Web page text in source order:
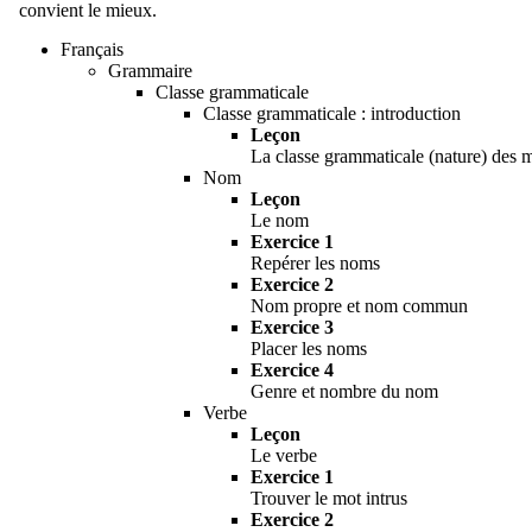
convient le mieux.
Français
Grammaire
Classe grammaticale
Classe grammaticale : introduction
Leçon
La classe grammaticale (nature) des
Nom
Leçon
Le nom
Exercice 1
Repérer les noms
Exercice 2
Nom propre et nom commun
Exercice 3
Placer les noms
Exercice 4
Genre et nombre du nom
Verbe
Leçon
Le verbe
Exercice 1
Trouver le mot intrus
Exercice 2